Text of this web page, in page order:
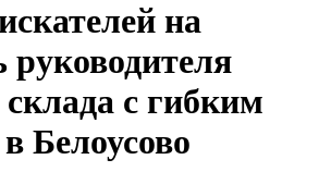
на
руководителя
с гибким
Белоусово